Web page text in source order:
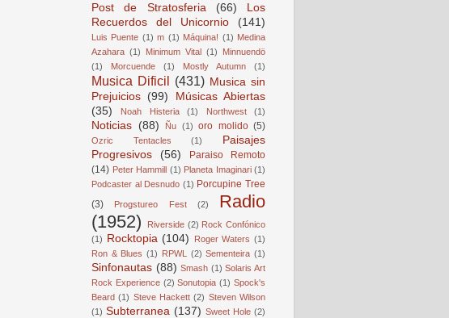
Post de Stratosferia
(66)
Los
Recuerdos del Unicornio
(141)
Luis Puente (1) m (1) Máquina! (1) Medina
Azahara (1) Minimum Vital (1)
Minnuendö
(1)
Morcuende (1) Mostly Autumn (1)
Musica Dificil (431) Musica sin
Prejuicios (99)
Músicas Abiertas
(35)
Noah Histeria (1) Northwest (1)
Noticias (88) Ñu (1) oro molido (5)
Ozric Tentacles (1)
Paisajes
Progresivos
(56)
Paraiso Remoto
(14) Peter Hammill (1) Planeta Imaginari (1)
Podcaster al Desnudo (1) Porcupine Tree
(3)
Progstureo Fest (2)
Radio
(1952)
Riverside (2) Rock Confónico
(1) Rocktopia (104) Roger Waters (1)
Ron & Blues (1) RPWL (2) Sementeira (1)
Sinfonautas (88) Smash (1) Solaris Art
Rock Experience (2) Sonutopia (1) Spock's
Beard (1) Steve Hackett (2) Steven Wilson
(1) Subterranea (137) Sweet Hole (2)